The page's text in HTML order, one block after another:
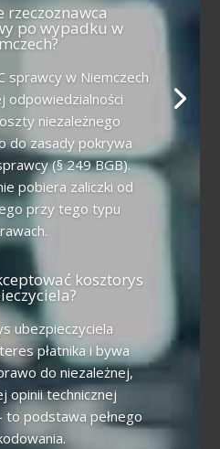
rzeczoznawca
po wypadku w
sprawcy w Niemczech
odpowiedzialności
niezależnego
do zasady pokrywa
(§ 249 BGB).
pobiera zaliczki od
przy tego typu
kosztorys
ubezpieczyciela
płatnika i bywa
do niezależnej,
opinii technicznej
to podstawa pełnego